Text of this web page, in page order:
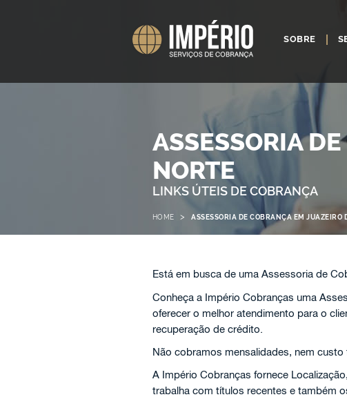
SOBRE
ASSESSORIA
NORTE
LINKS ÚTEIS DE COBRANÇA
HOME > ASSESSORIA DE COBRANÇA EM JUAZEIRO
Está em busca de uma Assessoria de
Conheça a Império Cobranças uma
oferecer o melhor atendimento para o
recuperação de crédito.
Não cobramos mensalidades, nem
A Império Cobranças fornece
trabalha com títulos recentes e também